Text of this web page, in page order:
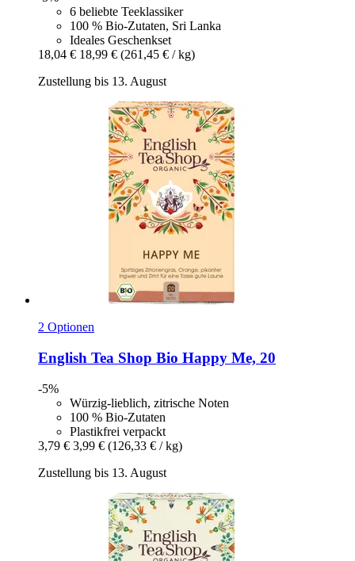
6 beliebte Teeklassiker
100 % Bio-Zutaten, Sri Lanka
Ideales Geschenkset
18,04 € 18,99 € (261,45 € / kg)
Zustellung bis 13. August
2 Optionen
English Tea Shop Bio Happy Me, 20
-5%
Würzig-lieblich, zitrische Noten
100 % Bio-Zutaten
Plastikfrei verpackt
3,79 € 3,99 € (126,33 € / kg)
Zustellung bis 13. August